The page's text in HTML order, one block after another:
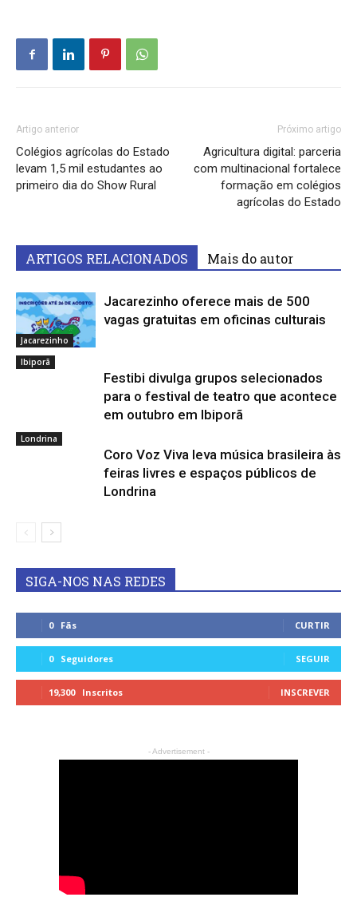
Artigo anterior
Colégios agrícolas do Estado
levam 1,5 mil estudantes ao
primeiro dia do Show Rural
Próximo artigo
Agricultura digital: parceria
com multinacional fortalece
formação em colégios
agrícolas do Estado
ARTIGOS RELACIONADOS Mais do autor
Jacarezinho
Jacarezinho oferece mais de 500
vagas gratuitas em oficinas culturais
Ibiporã
Festibi divulga grupos selecionados
para o festival de teatro que acontece
em outubro em Ibiporã
Londrina
Coro Voz Viva leva música brasileira às
feiras livres e espaços públicos de
Londrina
SIGA-NOS NAS REDES
0 Fãs CURTIR
0 Seguidores SEGUIR
19,300 Inscritos INSCREVER
- Advertisement -